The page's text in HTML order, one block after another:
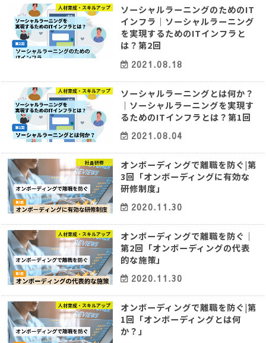
人材育成・スキルアップ
ソーシャルラーニングのためのIT
インフラ｜ソーシャルラーニング
を実現するためのITインフラと
は？第2回
2021.08.18
人材育成・スキルアップ
ソーシャルラーニングとは何か？
｜ソーシャルラーニングを実現す
るためのITインフラとは？第1回
2021.08.04
社員研修
オンボーディングで離職を防ぐ|第
3回「オンボーディングに有効な
研修制度」
2020.11.30
人材育成・スキルアップ
オンボーディングで離職を防ぐ｜
第2回「オンボーディングの代表
的な施策」
2020.11.30
人材育成・スキルアップ
オンボーディングで離職を防ぐ|第
1回「オンボーディングとは何
か？」